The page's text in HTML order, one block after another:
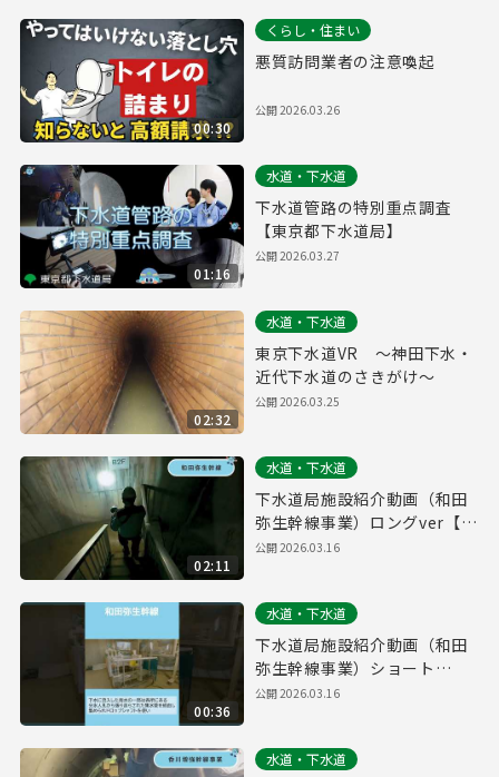
00:30
くらし・住まい
悪質訪問業者の注意喚起
公開2026.03.26
01:16
水道・下水道
下水道管路の特別重点調査
【東京都下水道局】
公開2026.03.27
02:32
水道・下水道
東京下水道VR ～神田下水・
近代下水道のさきがけ～
公開2026.03.25
02:11
水道・下水道
下水道局施設紹介動画（和田
弥生幹線事業）ロングver【東
京都下水道局】
公開2026.03.16
00:36
水道・下水道
下水道局施設紹介動画（和田
弥生幹線事業）ショート
ver【東京都下水道局】
公開2026.03.16
水道・下水道